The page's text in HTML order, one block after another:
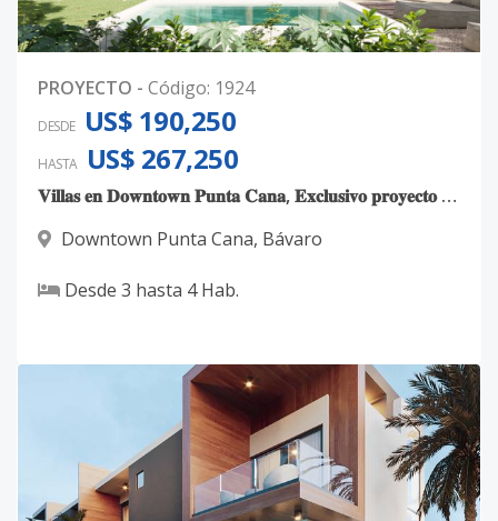
PROYECTO - Código: 1924
DESDE US$ 190,250
HASTA US$ 267,250
𝐕𝐢𝐥𝐥𝐚𝐬 𝐞𝐧 𝐃𝐨𝐰𝐧𝐭𝐨𝐰𝐧 𝐏𝐮𝐧𝐭𝐚 𝐂𝐚𝐧𝐚, 𝐄𝐱𝐜𝐥𝐮𝐬𝐢𝐯𝐨 𝐩𝐫𝐨𝐲𝐞𝐜𝐭𝐨 𝐝𝐞 𝐬𝐨𝐥𝐨 𝟒𝟎 𝐕𝐢𝐥𝐥𝐚𝐬
Downtown Punta Cana, Bávaro
Desde 3 hasta 4Hab.